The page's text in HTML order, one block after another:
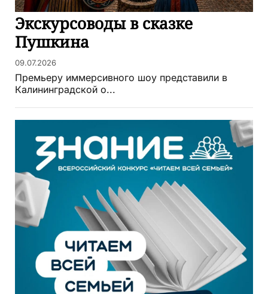
Экскурсоводы в сказке
Пушкина
09.07.2026
Премьеру иммерсивного шоу представили в
Калининградской о...